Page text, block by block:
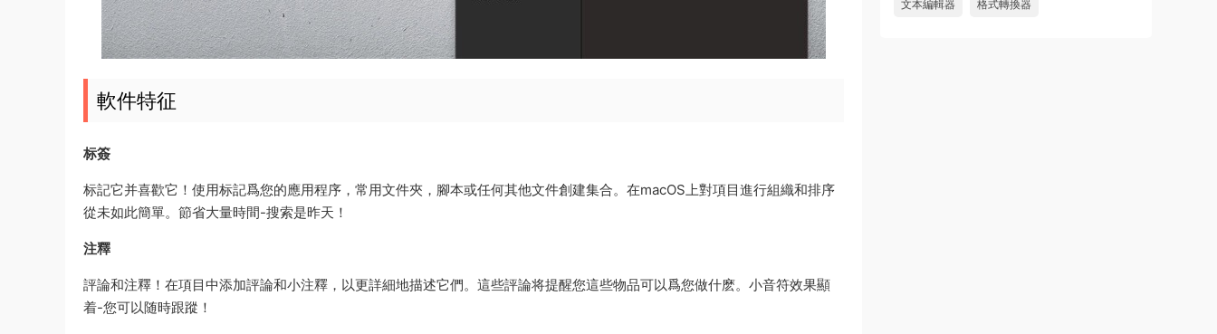
軟件特征
标簽
标記它并喜歡它！使用标記爲您的應用程序，常用文件夾，腳本或任何其他文件創建集合。在macOS上對項目進行組織和排序
從未如此簡單。節省大量時間-搜索是昨天！
注釋
評論和注釋！在項目中添加評論和小注釋，以更詳細地描述它們。這些評論将提醒您這些物品可以爲您做什麽。小音符效果顯
着-您可以随時跟蹤！
文本編輯器 格式轉換器